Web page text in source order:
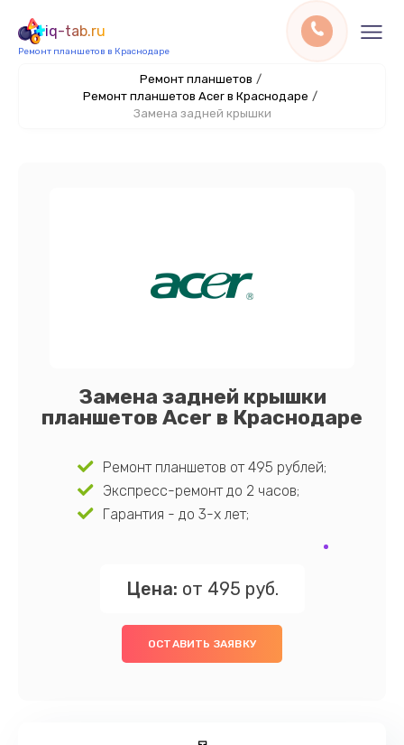
iq-tab.ru
Ремонт планшетов в Краснодаре
Ремонт планшетов /
Ремонт планшетов Acer в Краснодаре /
Замена задней крышки
Замена задней крышки
планшетов Acer в Краснодаре
Ремонт планшетов от 495 рублей;
Экспресс-ремонт до 2 часов;
Гарантия - до 3-х лет;
Цена: от 495 руб.
ОСТАВИТЬ ЗАЯВКУ